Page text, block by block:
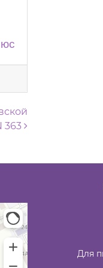
363
Для